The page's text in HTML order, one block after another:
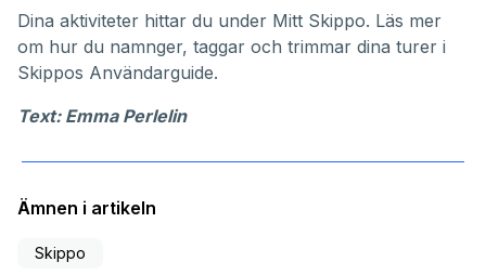
Dina aktiviteter hittar du under Mitt Skippo. Läs mer
om hur du namnger, taggar och trimmar dina turer i
Skippos Användarguide.
Text: Emma Perlelin
Ämnen i artikeln
Skippo